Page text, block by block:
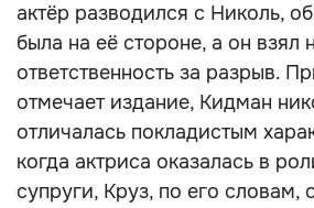
актёр разводился с Николь,
была на её стороне, а он взял
ответственность за разрыв.
отмечает издание, Кидман
отличалась покладистым
когда актриса оказалась в
супруги, Круз, по его словам,